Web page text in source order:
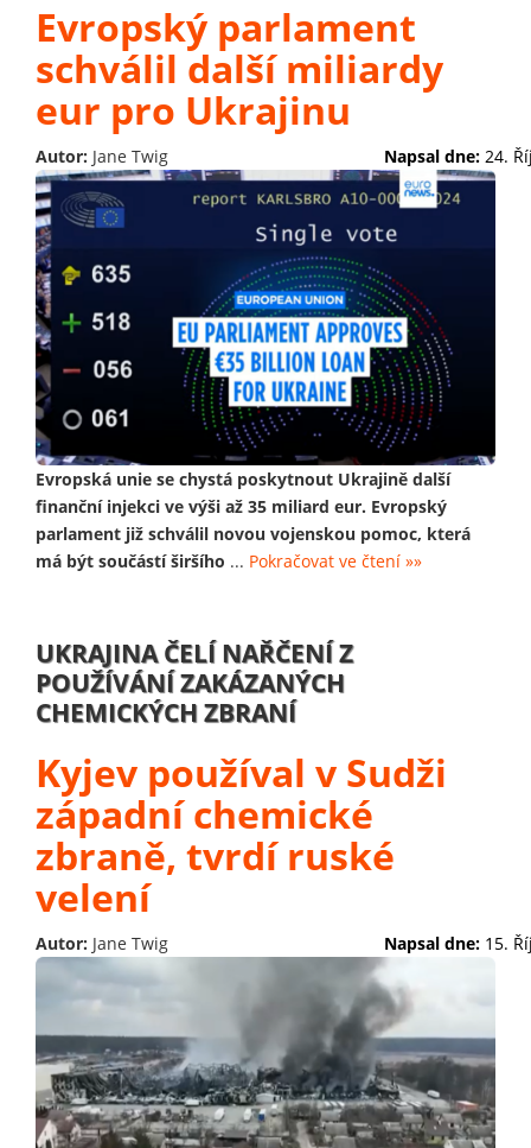
Evropský parlament
schválil další miliardy
eur pro Ukrajinu
Autor: Jane Twig Napsal dne: 24.
Evropská unie se chystá poskytnout Ukrajině další
finanční injekci ve výši až 35 miliard eur. Evropský
parlament již schválil novou vojenskou pomoc, která
má být součástí širšího ... Pokračovat ve čtení »»
UKRAJINA ČELÍ NAŘČENÍ Z
POUŽÍVÁNÍ ZAKÁZANÝCH
CHEMICKÝCH ZBRANÍ
Kyjev používal v Sudži
západní chemické
zbraně, tvrdí ruské
velení
Autor: Jane Twig Napsal dne: 15.